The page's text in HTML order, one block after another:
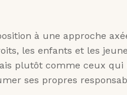
à une approche
les enfants et les
plutôt comme ceux
ses propres